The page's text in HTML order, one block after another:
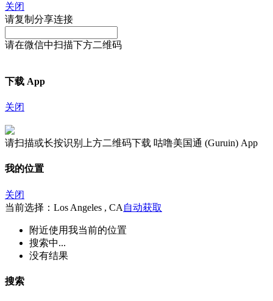
关闭
请复制分享连接
请在微信中扫描下方二维码
下载 App
关闭
请扫描或长按识别上方二维码下载 咕噜美国通 (Guruin) App
我的位置
关闭
当前选择：Los Angeles , CA 自动获取
附近使用我当前的位置
搜索中...
没有结果
搜索